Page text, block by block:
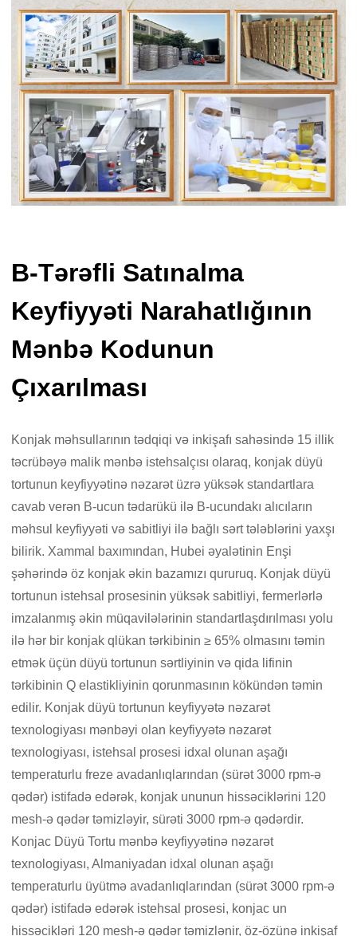
B-Tərəfli Satınalma
Keyfiyyəti Narahatlığının
Mənbə Kodunun
Çıxarılması
Konjak məhsullarının tədqiqi və inkişafı sahəsində 15 illik
təcrübəyə malik mənbə istehsalçısı olaraq, konjak düyü
tortunun keyfiyyətinə nəzarət üzrə yüksək standartlara
cavab verən B-ucun tədarükü ilə B-ucundakı alıcıların
məhsul keyfiyyəti və sabitliyi ilə bağlı sərt tələblərini yaxşı
bilirik. Xammal baxımından, Hubei əyalətinin Enşi
şəhərində öz konjak əkin bazamızı qururuq. Konjak düyü
tortunun istehsal prosesinin yüksək sabitliyi, fermerlərlə
imzalanmış əkin müqavilələrinin standartlaşdırılması yolu
ilə hər bir konjak qlükan tərkibinin ≥ 65% olmasını təmin
etmək üçün düyü tortunun sərtliyinin və qida lifinin
tərkibinin Q elastikliyinin qorunmasının kökündən təmin
edilir. Konjak düyü tortunun keyfiyyətə nəzarət
texnologiyası mənbəyi olan keyfiyyətə nəzarət
texnologiyası, istehsal prosesi idxal olunan aşağı
temperaturlu freze avadanlıqlarından (sürət 3000 rpm-ə
qədər) istifadə edərək, konjak ununun hissəciklərini 120
mesh-ə qədər təmizləyir, sürəti 3000 rpm-ə qədərdir.
Konjac Düyü Tortu mənbə keyfiyyətinə nəzarət
texnologiyası, Almaniyadan idxal olunan aşağı
temperaturlu üyütmə avadanlıqlarından (sürət 3000 rpm-ə
qədər) istifadə edərək istehsal prosesi, konjac un
hissəcikləri 120 mesh-ə qədər təmizlənir, öz-özünə inkişaf